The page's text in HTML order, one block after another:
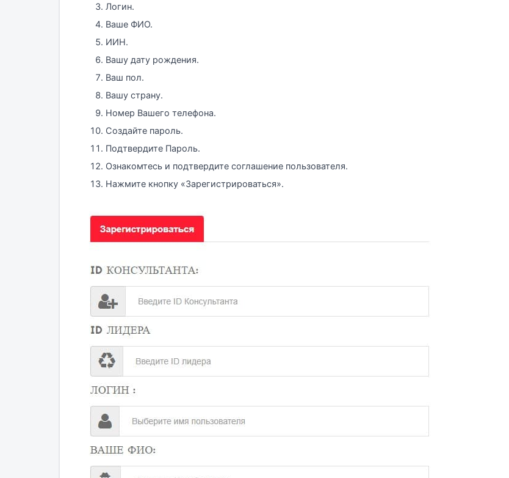
Логин.
Ваше ФИО.
ИИН.
Вашу дату рождения.
Ваш пол.
Вашу страну.
Номер Вашего телефона.
Создайте пароль.
Подтвердите Пароль.
Ознакомтесь и подтвердите соглашение пользователя.
Нажмите кнопку «Зарегистрироваться».